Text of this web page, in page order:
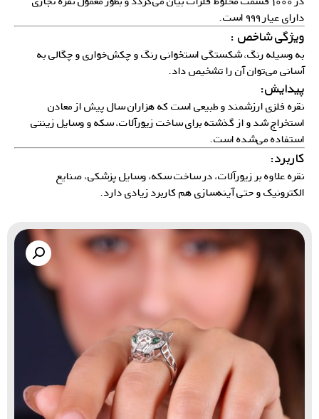
دارای عیار ۹۹۹ است.
ویژگی شاخص :
به وسیله رنگ، شکستگی استخوانی رنگ و چکش‌خواری و چگالی به
آسانی می‌توان آن را تشخیص داد.
پیدایش:
نقره فلزی ارزشمند و طبیعی است که هزاران سال پیش از معادن
استخراج شد و از گذشته برای ساخت زیورآلات، سکه و وسایل زینتی
استفاده می‌شده است.
کاربرد:
نقره علاوه بر زیورآلات، در ساخت سکه، وسایل پزشکی، صنایع
الکترونیک و حتی آینه‌سازی هم کاربرد زیادی دارد.